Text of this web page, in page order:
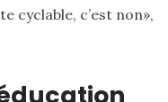
cyclable, c’est non»,